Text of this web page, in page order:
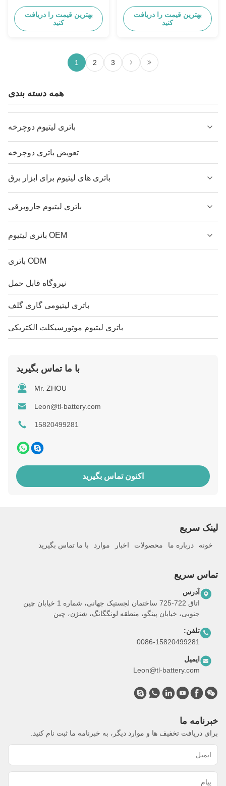
ولت
بهترین قیمت را دریافت
کنید
برای اسکوتر برقی
بهترین قیمت را دریافت
کنید
1 2 3
همه دسته بندی
باتری لیتیوم دوچرخه
تعویض باتری دوچرخه
باتری های لیتیوم برای ابزار برق
باتری لیتیوم جاروبرقی
باتری لیتیوم OEM
باتری ODM
نیروگاه قابل حمل
باتری لیتیومی گاری گلف
باتری لیتیوم موتورسیکلت الکتریکی
با ما تماس بگیرید
Mr. ZHOU
Leon@tl-battery.com
15820499281
اکنون تماس بگیرید
لینک سریع
خونه درباره ما محصولات اخبار موارد با ما تماس بگیرید
تماس سریع
آدرس
اتاق 722-725 ساختمان لجستیک جهانی، شماره 1 خیابان چین
جنوبی، خیابان پینگو، منطقه لونگگانگ، شنژن، چین
تلفن:
0086-15820499281
ایمیل
Leon@tl-battery.com
خبرنامه ما
برای دریافت تخفیف ها و موارد دیگر، به خبرنامه ما ثبت نام کنید.